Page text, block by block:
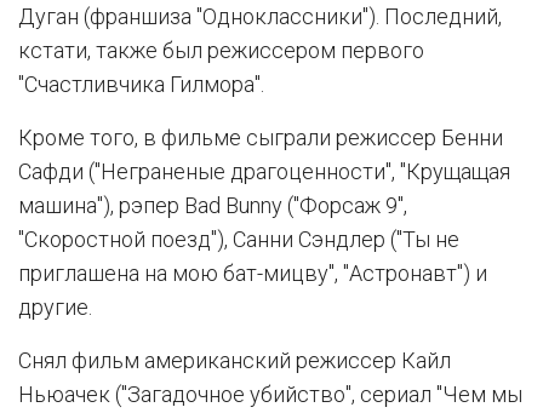
Дуган (франшиза "Одноклассники"). Последний,
кстати, также был режиссером первого
"Счастливчика Гилмора".
Кроме того, в фильме сыграли режиссер Бенни
Сафди ("Неграненые драгоценности", "Крущащая
машина"), рэпер Bad Bunny ("Форсаж 9",
"Скоростной поезд"), Санни Сэндлер ("Ты не
приглашена на мою бат-мицву", "Астронавт") и
другие.
Снял фильм американский режиссер Кайл
Ньюачек ("Загадочное убийство", сериал "Чем мы